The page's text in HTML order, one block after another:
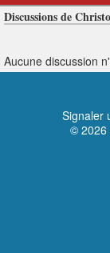
Discussions de
Aucune discussion
Signaler
© 2026